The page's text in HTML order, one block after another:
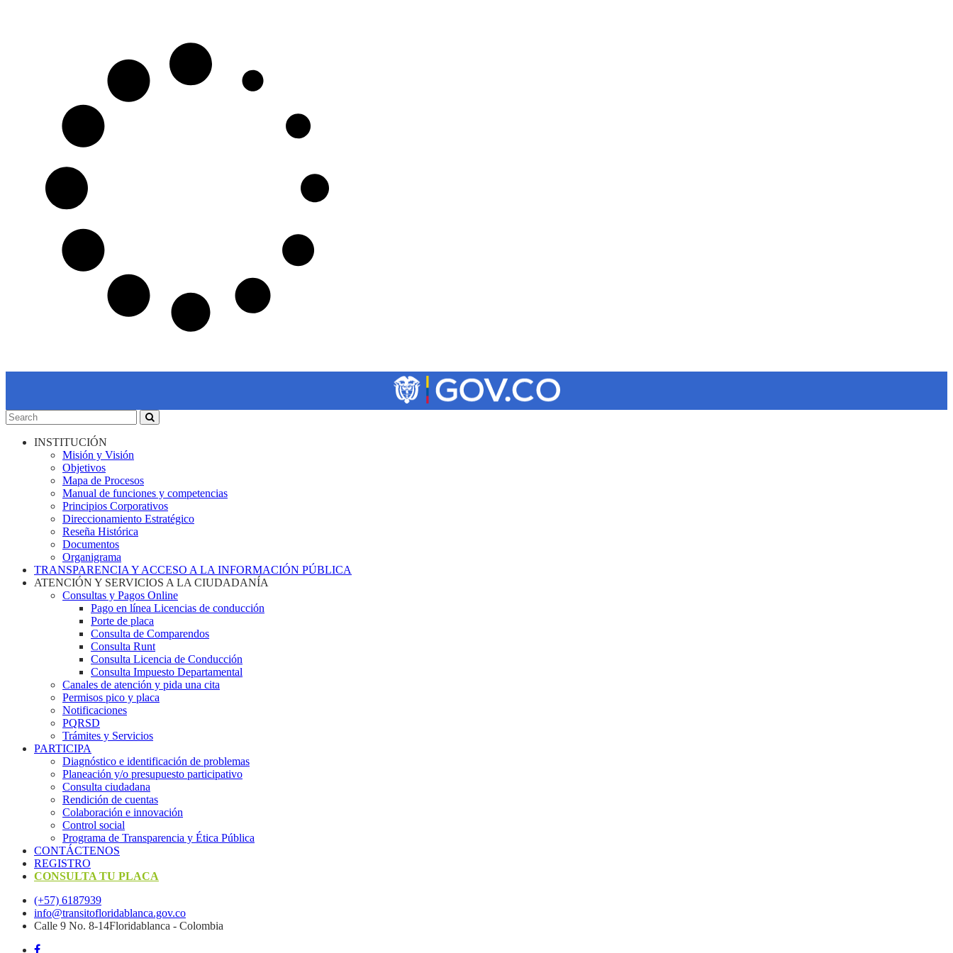
INSTITUCIÓN
Misión y Visión
Objetivos
Mapa de Procesos
Manual de funciones y competencias
Principios Corporativos
Direccionamiento Estratégico
Reseña Histórica
Documentos
Organigrama
TRANSPARENCIA Y ACCESO A LA INFORMACIÓN PÚBLICA
ATENCIÓN Y SERVICIOS A LA CIUDADANÍA
Consultas y Pagos Online
Pago en línea Licencias de conducción
Porte de placa
Consulta de Comparendos
Consulta Runt
Consulta Licencia de Conducción
Consulta Impuesto Departamental
Canales de atención y pida una cita
Permisos pico y placa
Notificaciones
PQRSD
Trámites y Servicios
PARTICIPA
Diagnóstico e identificación de problemas
Planeación y/o presupuesto participativo​
Consulta ciudadana
Rendición de cuentas
Colaboración e innovación
Control social
Programa de Transparencia y Ética Pública
CONTÁCTENOS
REGISTRO
CONSULTA TU PLACA
(+57) 6187939
info@transitofloridablanca.gov.co
Calle 9 No. 8-14Floridablanca - Colombia